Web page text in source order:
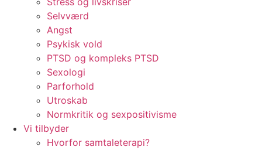
Selvværd
Angst
Psykisk vold
PTSD og kompleks PTSD
Sexologi
Parforhold
Utroskab
Normkritik og sexpositivisme
Vi tilbyder
Hvorfor samtaleterapi?